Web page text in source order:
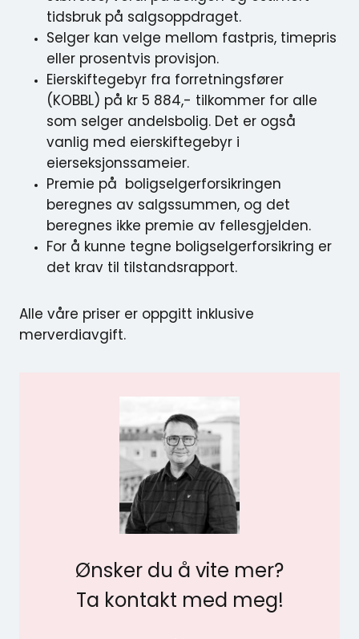
tidsbruk på salgsoppdraget.
Selger kan velge mellom fastpris, timepris
eller prosentvis provisjon.
Eierskiftegebyr fra forretningsfører
(KOBBL) på kr 5 884,- tilkommer for alle
som selger andelsbolig. Det er også
vanlig med eierskiftegebyr i
eierseksjonssameier.
Premie på boligselgerforsikringen
beregnes av salgssummen, og det
beregnes ikke premie av fellesgjelden.
For å kunne tegne boligselgerforsikring er
det krav til tilstandsrapport.
Alle våre priser er oppgitt inklusive
merverdiavgift.
Ønsker du å vite mer?
Ta kontakt med meg!